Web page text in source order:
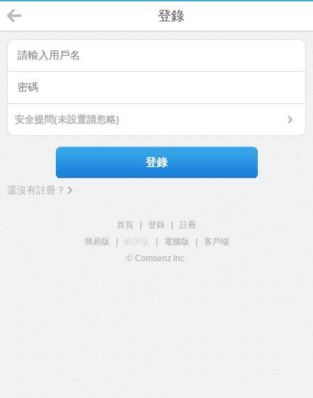
登錄
安全提問(未設置請忽略)
登錄
還沒有註冊？
首頁 登錄
註冊
簡易版
觸屏版 電腦版
客戶端
© Comsenz Inc.